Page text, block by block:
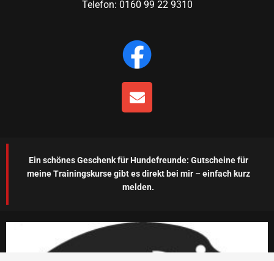
Telefon: 0160 99 22 9310
E
n
o
p
e
Ein schönes Geschenk für Hundefreunde: Gutscheine für
meine Trainingskurse gibt es direkt bei mir – einfach kurz
melden.